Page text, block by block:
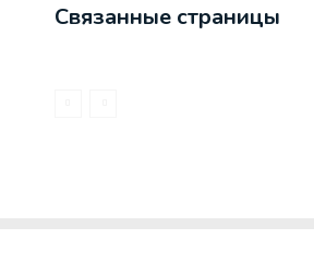
Связанные страницы